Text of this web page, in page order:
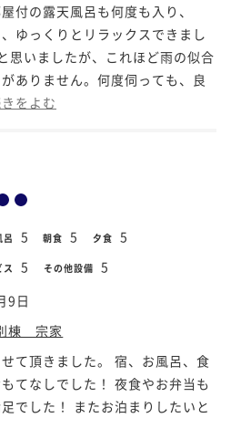
付の露天風呂も何度も入り、
ゆっくりとリラックスできまし
思いましたが、これほど雨の似合
ありません。何度伺っても、良
をよむ
呂 5 朝食 5 夕食 5
ス 5 その他設備 5
9日
棟 宗家
て頂きました。 宿、お風呂、食
てなしでした！ 夜食やお弁当も
でした！ またお泊まりしたいと